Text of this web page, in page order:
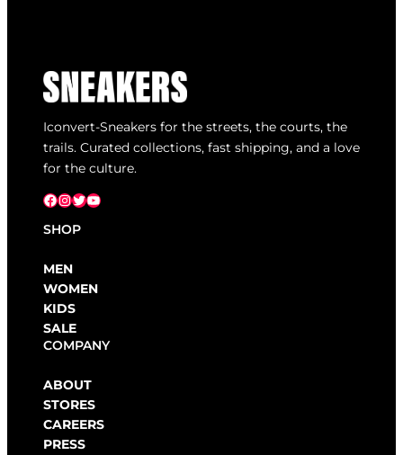
Iconvert-Sneakers for the streets, the courts, the
trails. Curated collections, fast shipping, and a love
for the culture.
Facebook InstagramX YouTube
SHOP
MEN
WOMEN
KIDS
SALE
COMPANY
ABOUT
STORES
CAREERS
PRESS